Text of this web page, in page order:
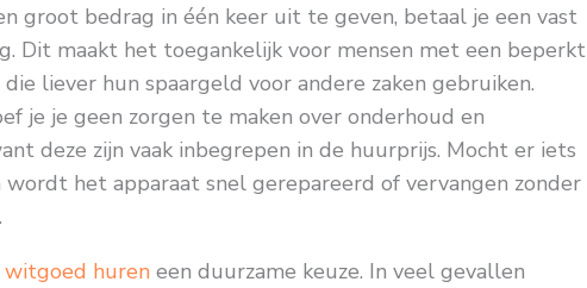
groot bedrag in één keer uit te geven, betaal je een vast
Dit maakt het toegankelijk voor mensen met een beperkt
liever hun spaargeld voor andere zaken gebruiken.
je je geen zorgen te maken over onderhoud en
deze zijn vaak inbegrepen in de huurprijs. Mocht er iets
wordt het apparaat snel gerepareerd of vervangen zonder
witgoed huren een duurzame keuze. In veel gevallen